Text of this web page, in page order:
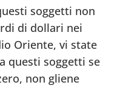
soggetti non
di dollari nei
Oriente, vi state
questi soggetti se
non gliene